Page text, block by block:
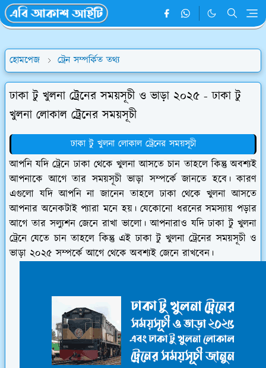
হোমপেজ ট্রেন সম্পর্কিত তথ্য
ঢাকা টু খুলনা ট্রেনের সময়সূচী ও ভাড়া ২০২৫ - ঢাকা টু
খুলনা লোকাল ট্রেনের সময়সূচী
ঢাকা টু খুলনা লোকাল ট্রেনের সময়সূচী
আপনি যদি ট্রেনে ঢাকা থেকে খুলনা আসতে চান তাহলে কিন্তু অবশ্যই
আপনাকে আগে তার সময়সূচী ভাড়া সম্পর্কে জানতে হবে। কারণ
এগুলো যদি আপনি না জানেন তাহলে ঢাকা থেকে খুলনা আসতে
আপনার অনেকটাই প্যারা মনে হয়। যেকোনো ধরনের সমস্যায় পড়ার
আগে তার সল্যুশন জেনে রাখা ভালো। আপনারাও যদি ঢাকা টু খুলনা
ট্রেনে যেতে চান তাহলে কিন্তু এই ঢাকা টু খুলনা ট্রেনের সময়সূচী ও
ভাড়া ২০২৫ সম্পর্কে আগে থেকে অবশ্যই জেনে রাখবেন।